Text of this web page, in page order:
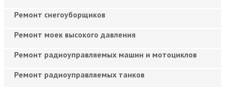
Ремонт снегоуборщиков
Ремонт моек высокого давления
Ремонт радиоуправляемых машин и мотоциклов
Ремонт радиоуправляемых танков